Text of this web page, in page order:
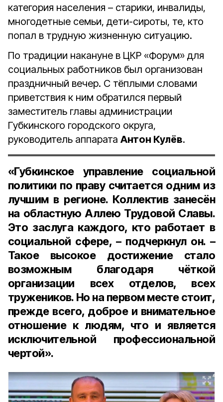
категория населения – старики, инвалиды,
многодетные семьи, дети-сироты, те, кто
попал в трудную жизненную ситуацию.
По традиции накануне в ЦКР «Форум» для
социальных работников был организован
праздничный вечер. С тёплыми словами
приветствия к ним обратился первый
заместитель главы администрации
Губкинского городского округа,
руководитель аппарата Антон Кулёв.
«Губкинское управление социальной
политики по праву считается одним из
лучшим в регионе. Коллектив занесён
на областную Аллею Трудовой Славы.
Это заслуга каждого, кто работает в
социальной сфере, – подчеркнул он. –
Такое высокое достижение стало
возможным благодаря чёткой
организации всех отделов, всех
тружеников. Но на первом месте стоит,
прежде всего, доброе и внимательное
отношение к людям, что и является
исключительной профессиональной
чертой».